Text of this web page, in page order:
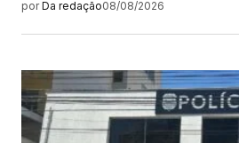
por Da redação08/08/2026